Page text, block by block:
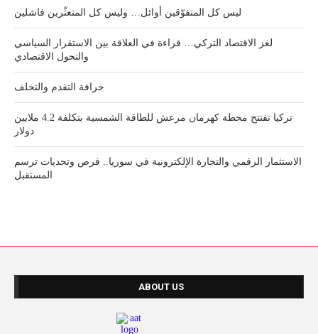
ليس كل المتفوّقين أوائل… وليس كل المتعثّرين فاشلين
لغز الاقتصاد التركي… قراءة في العلاقة بين الاستقرار السياسي
والتحول الاقتصادي
خرافة التقدم والتخلف
تركيا تفتتح محطة كهرمان مرعش للطاقة الشمسية بتكلفة 4.2 ملايين
دولار
الاستثمار الرقمي والتجارة الإلكترونية في سوريا.. فرص وتحديات ترسم
المستقبل
ABOUT US